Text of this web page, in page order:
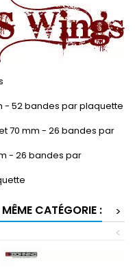
- 52 bandes par plaquette
70 mm - 26 bandes par
- 26 bandes par
CATÉGORIE :
>
<